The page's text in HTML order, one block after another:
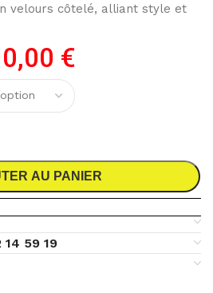
velours côtelé, alliant style et
€
AU PANIER
14 59 19